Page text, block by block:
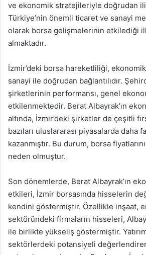
ve ekonomik stratejileriyle doğrudan
Türkiye’nin önemli ticaret ve sanayi
olarak borsa gelişmelerinin etkilediği
almaktadır.
İzmir’deki borsa hareketliliği,
sanayi ile doğrudan bağlantılıdır.
şirketlerinin performansı, genel
etkilenmektedir. Berat Albayrak’ın
altında, İzmir’deki şirketler de çeşitli
bazıları uluslararası piyasalarda daha
kazanmıştır. Bu durum, borsa
neden olmuştur.
Son dönemlerde, Berat Albayrak’ın
etkileri, İzmir borsasında hisselerin
kendini göstermiştir. Özellikle inşaat,
sektöründeki firmaların hisseleri,
ile birlikte yükseliş göstermiştir.
sektörlerdeki potansiyeli